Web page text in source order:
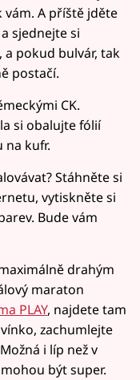
A příště jděte
sjednejte si
a pokud bulvár, tak
postačí.
CK.
si obalujte fólií
na kufr.
Stáhněte si
vytiskněte si
Bude vám
drahým
maraton
PLAY, najdete tam
zachumlejte
i líp než v
být super.